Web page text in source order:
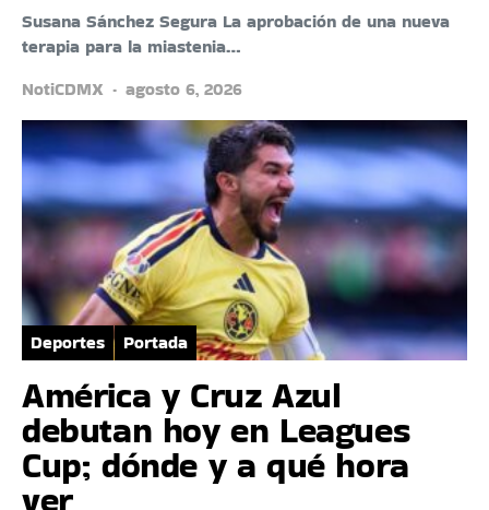
Susana Sánchez Segura La aprobación de una nueva
terapia para la miastenia…
NotiCDMX
agosto 6, 2026
Deportes Portada
América y Cruz Azul
debutan hoy en Leagues
Cup; dónde y a qué hora
ver